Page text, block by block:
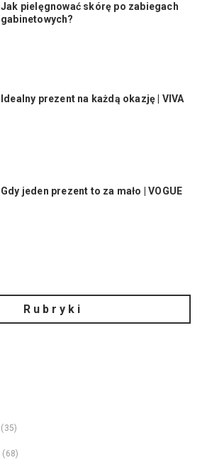
Jak pielęgnować skórę po zabiegach
gabinetowych?
Idealny prezent na każdą okazję | VIVA
Gdy jeden prezent to za mało | VOGUE
Rubryki
(35)
(68)